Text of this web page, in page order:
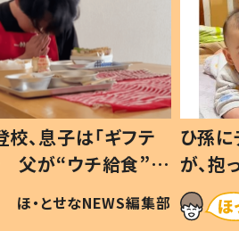
、息子は「ギフテ
父が“ウチ給食”を
由とは #令和の親
ほ・とせなNEWS編集部
ひ孫
が、
「涙が
い」